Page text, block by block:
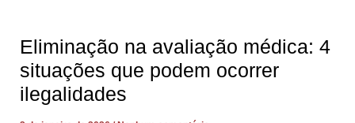
Eliminação na avaliação médica: 4
situações que podem ocorrer
ilegalidades